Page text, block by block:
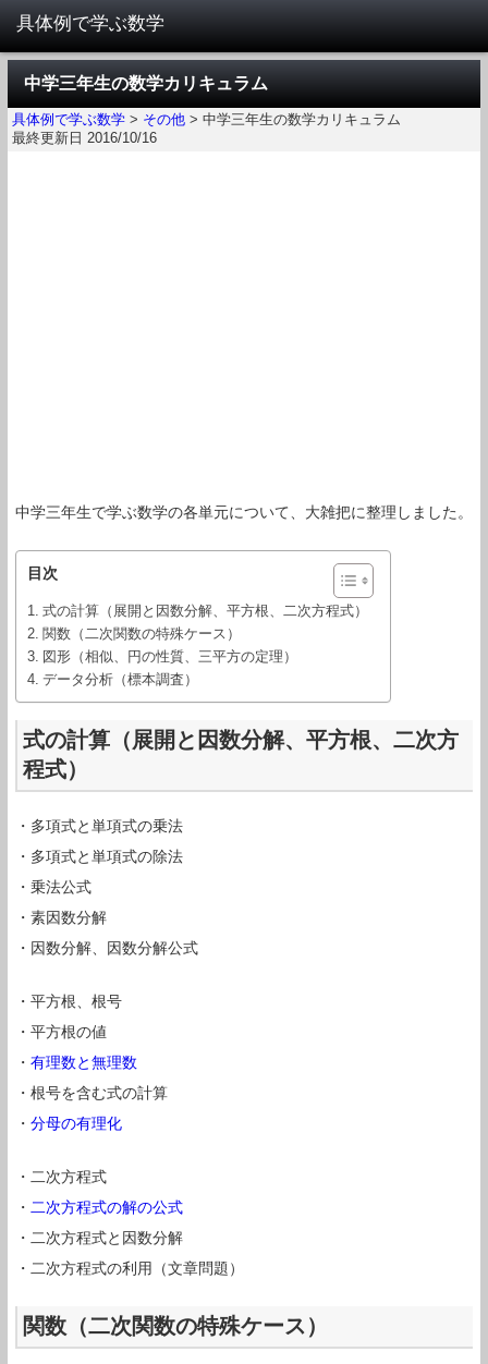
中学三年生の数学カリキュラム
具体例で学ぶ数学 > その他 > 中学三年生の数学カリキュラム
最終更新日 2016/10/16
中学三年生で学ぶ数学の各単元について、大雑把に整理しました。
目次
式の計算（展開と因数分解、平方根、二次方程式）
関数（二次関数の特殊ケース）
図形（相似、円の性質、三平方の定理）
データ分析（標本調査）
式の計算（展開と因数分解、平方根、二次方
程式）
・多項式と単項式の乗法
・多項式と単項式の除法
・乗法公式
・素因数分解
・因数分解、因数分解公式
・平方根、根号
・平方根の値
・ 有理数と無理数
・根号を含む式の計算
・ 分母の有理化
・二次方程式
・ 二次方程式の解の公式
・二次方程式と因数分解
・二次方程式の利用（文章問題）
関数（二次関数の特殊ケース）